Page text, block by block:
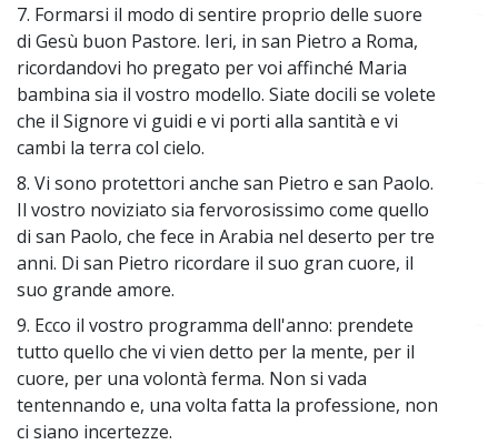
7. Formarsi il modo di sentire proprio delle suore
di Gesù buon Pastore. Ieri, in san Pietro a Roma,
ricordandovi ho pregato per voi affinché Maria
bambina sia il vostro modello. Siate docili se volete
che il Signore vi guidi e vi porti alla santità e vi
cambi la terra col cielo.
8. Vi sono protettori anche san Pietro e san Paolo.
Il vostro noviziato sia fervorosissimo come quello
di san Paolo, che fece in Arabia nel deserto per tre
anni. Di san Pietro ricordare il suo gran cuore, il
suo grande amore.
9. Ecco il vostro programma dell'anno: prendete
tutto quello che vi vien detto per la mente, per il
cuore, per una volontà ferma. Non si vada
tentennando e, una volta fatta la professione, non
ci siano incertezze.